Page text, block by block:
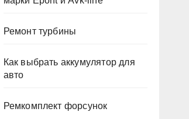
Ремонт турбины
Как выбрать аккумулятор для
авто
Ремкомплект форсунок